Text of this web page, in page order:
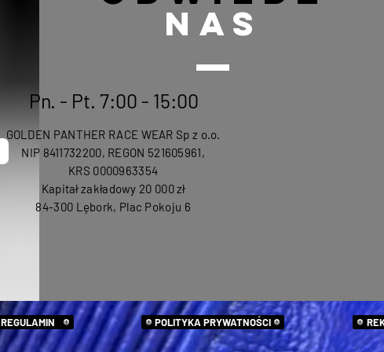
pozwoliło
najbardziej
lub
Idealny
kurtka
Rękawy,
na
NAS
Pn. - Pt. 7:00 - 15:00
GOLDEN PANTHER RACE WEAR Sp z o.o.
NIP 8411732200, REGON 521605961,
KRS 0000963354
Kapitał zakładowy 20 000 zł
84-300 Lębork, Plac Pokoju 6
REGULAMIN POLITYKA PRYWATNOŚCI